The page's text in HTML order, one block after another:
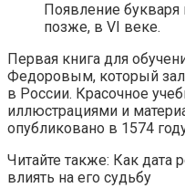
Появление
позже, в VI веке.
Первая книга для
Федоровым, который
в России. Красочное
иллюстрациями и
опубликовано в 1574
Читайте также: Как
влиять на его судьбу